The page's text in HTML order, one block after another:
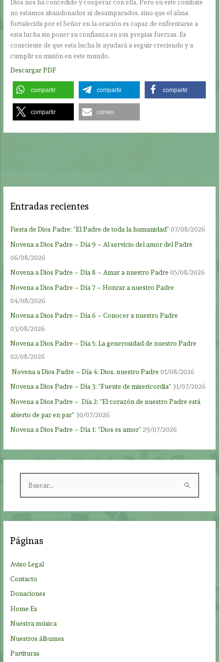
Dios nos ha concedido y cooperar con ella. Pero en este combate
no estamos abandonados ni desamparados, sino que el alma
fortalecida por el Señor en la oración es capaz de enfrentarse a
esta lucha sin poner su confianza en sus propias fuerzas. Es
consciente de que esta lucha le ayudará a seguir creciendo y a
cumplir su misión en este mundo.
Descargar PDF
compartir compartir compartir
compartir correo
Entradas recientes
Fiesta de Dios Padre: “El Padre de toda la humanidad” 07/08/2026
Novena a Dios Padre – Día 9 – Al servicio del amor del Padre
06/08/2026
Novena a Dios Padre – Día 8 – Amar a nuestro Padre 05/08/2026
Novena a Dios Padre – Día 7 – Honrar a nuestro Padre
04/08/2026
Novena a Dios Padre – Día 6 – Conocer a nuestro Padre
03/08/2026
Novena a Dios Padre – Día 5: La generosidad de nuestro Padre
02/08/2026
Novena a Dios Padre – Día 4: Dios, nuestro Padre 01/08/2026
Novena a Dios Padre – Día 3: “Fuente de misericordia” 31/07/2026
Novena a Dios Padre – Día 2: “El corazón de nuestro Padre está
abierto de par en par” 30/07/2026
Novena a Dios Padre – Día 1: “Dios es amor” 29/07/2026
r
:
Páginas
Aviso Legal
Contacto
Donaciones
Home Es
Nuestra música
Nuestros álbumes
Partituras